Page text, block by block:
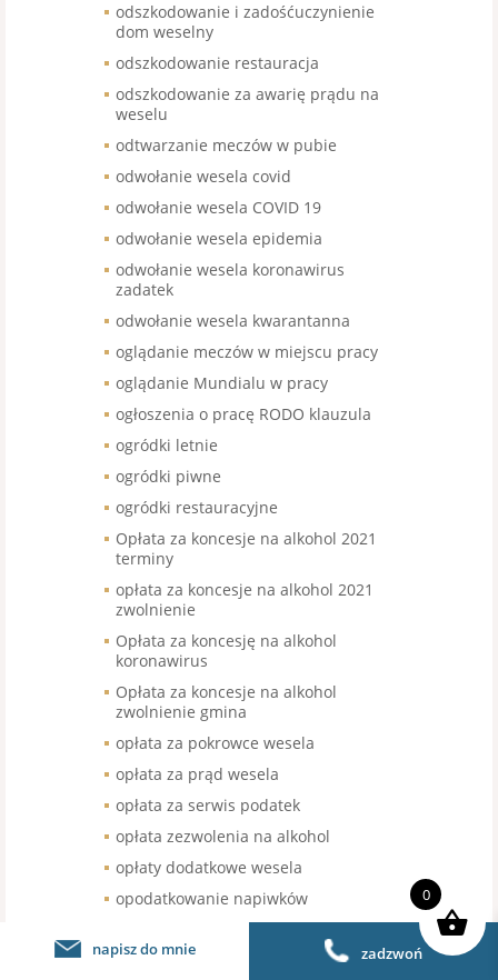
odszkodowanie i zadośćuczynienie
dom weselny
odszkodowanie restauracja
odszkodowanie za awarię prądu na
weselu
odtwarzanie meczów w pubie
odwołanie wesela covid
odwołanie wesela COVID 19
odwołanie wesela epidemia
odwołanie wesela koronawirus
zadatek
odwołanie wesela kwarantanna
oglądanie meczów w miejscu pracy
oglądanie Mundialu w pracy
ogłoszenia o pracę RODO klauzula
ogródki letnie
ogródki piwne
ogródki restauracyjne
Opłata za koncesje na alkohol 2021
terminy
opłata za koncesje na alkohol 2021
zwolnienie
Opłata za koncesję na alkohol
koronawirus
Opłata za koncesje na alkohol
zwolnienie gmina
opłata za pokrowce wesela
opłata za prąd wesela
opłata za serwis podatek
opłata zezwolenia na alkohol
opłaty dodatkowe wesela
opodatkowanie napiwków
opodatkowanie sprzedaży kawy
organizacja pracy w gastronomii
napisz do mnie zadzwoń
0